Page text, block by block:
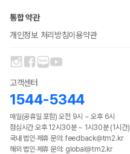
통합 약관
개인정보 처리방침이용약관
고객센터
1544-5344
매일(공휴일 포함) 오전 9시 ~ 오후 6시
점심시간 오후 12시30분 ~ 1시30분 (1시간)
국내 법인·제휴 문의: feedback@tm2.kr
해외 법인·제휴 문의: global@tm2.kr